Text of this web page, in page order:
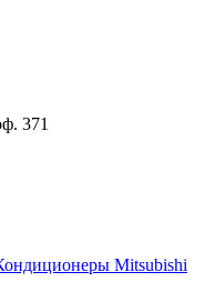
371
Mitsubishi